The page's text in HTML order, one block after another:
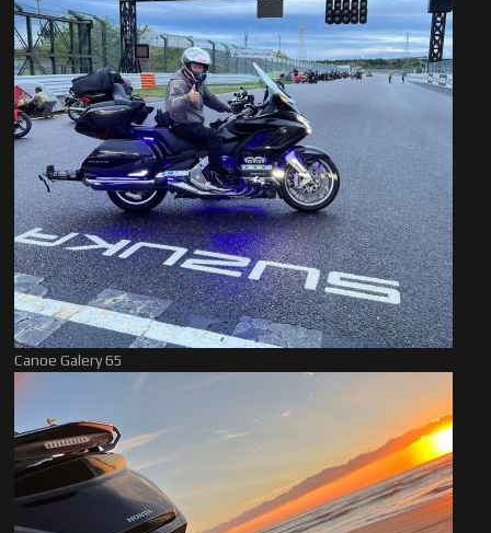
Canoe Galery 65